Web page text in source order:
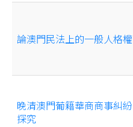
論澳門民法上的一般人格權
晚清澳門葡籍華商商事糾紛
探究